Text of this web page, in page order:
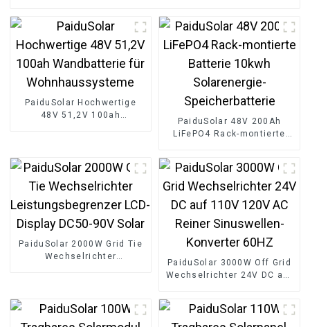
PaiduSolar Hochwertige
48V 51,2V 100ah
PaiduSolar 48V 200Ah
LiFePO4 Rack-montierte
Speicherbatterie
PaiduSolar 2000W Grid Tie
Wechselrichter
PaiduSolar 3000W Off Grid
Wechselrichter 24V DC auf
60HZ